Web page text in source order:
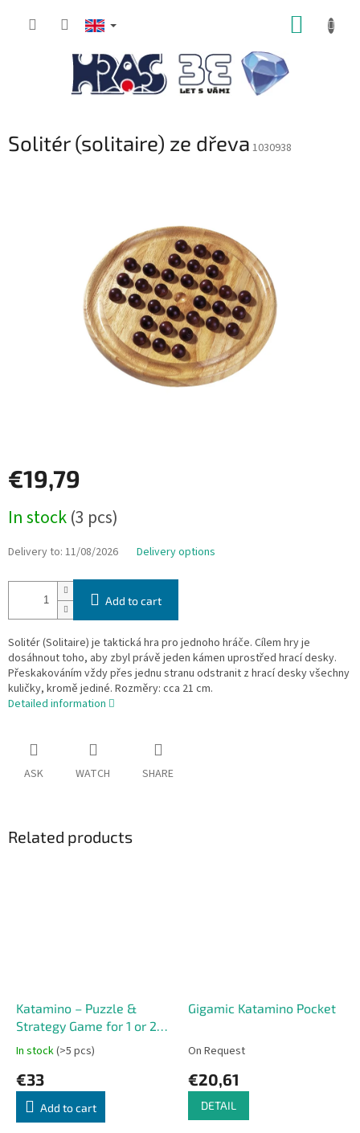
Solitér (solitaire) ze dřeva 1030938
€19,79
price:
In stock(3 pcs)
Delivery to: 11/08/2026 Delivery options
Add to cart
Solitér (Solitaire) je taktická hra pro jednoho hráče. Cílem hry je
dosáhnout toho, aby zbyl právě jeden kámen uprostřed hrací desky.
Přeskakováním vždy přes jednu stranu odstranit z hrací desky všechny
kuličky, kromě jediné. Rozměry: cca 21 cm.
Detailed information
ASK WATCH SHARE
Related products
Katamino – Puzzle &
Strategy Game for 1 or 2
Players
In stock(>5 pcs)
€33
Add to cart
Gigamic Katamino Pocket
On Request
€20,61
DETAIL